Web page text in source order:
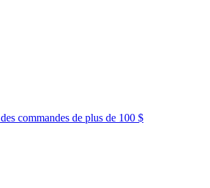
des commandes de plus de 100 $